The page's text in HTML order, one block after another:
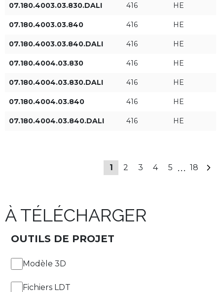
23°
46°x20°
+ Afficher plus
07.180.4003.03.830.DALI 416 HE
07.180.4003.03.840 416 HE
07.180.4003.03.840.DALI 416 HE
07.180.4004.03.830 416 HE
07.180.4004.03.830.DALI 416 HE
07.180.4004.03.840 416 HE
07.180.4004.03.840.DALI 416 HE
1 2 3 4 5 ... 18
À TÉLÉCHARGER
OUTILS DE PROJET
Modèle 3D
Fichiers LDT